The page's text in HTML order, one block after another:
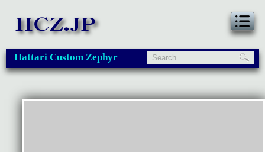
Hattari Custom Zephyr